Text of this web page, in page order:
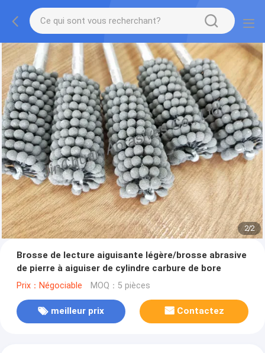
2/2
Brosse de lecture aiguisante légère/brosse abrasive
de pierre à aiguiser de cylindre carbure de bore
Prix：Négociable MOQ：5 pièces
meilleur prix Contactez